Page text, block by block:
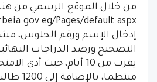
من خلال الموقع الرسمي من
إدخال الإسم ورقم الجلوس،
التصحيح ورصد الدراجات
منتظما،